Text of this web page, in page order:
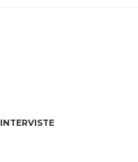
INTERVISTE